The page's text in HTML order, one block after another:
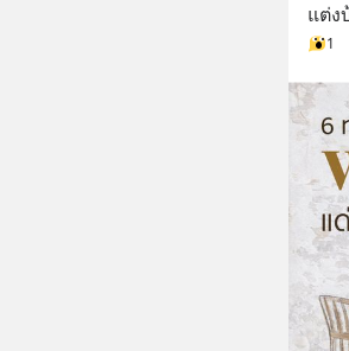
แต่ง
1